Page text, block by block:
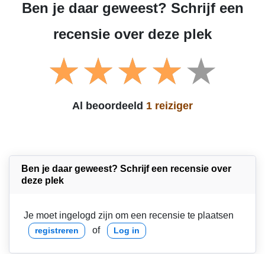
Ben je daar geweest? Schrijf een
recensie over deze plek
Al beoordeeld 1 reiziger
Ben je daar geweest? Schrijf een recensie over
deze plek
Je moet ingelogd zijn om een recensie te plaatsen
registreren of Log in